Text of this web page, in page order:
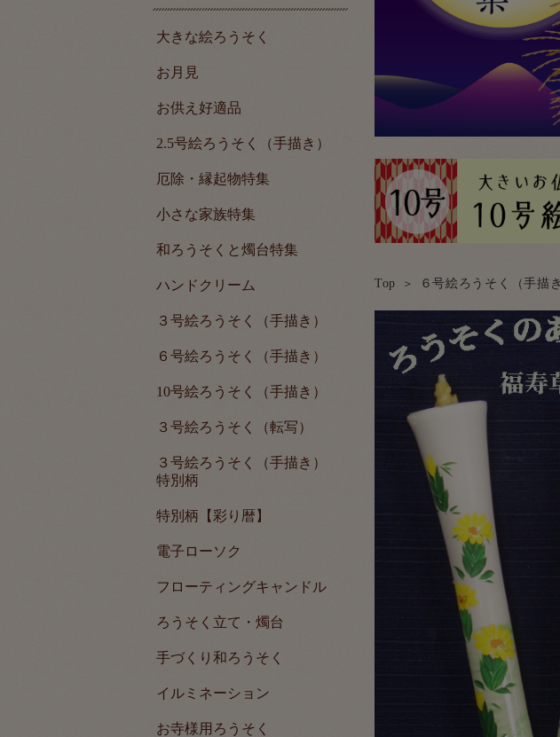
Top ６号絵ろうそく（手描き
大きな絵ろうそく
お月見
お供え好適品
2.5号絵ろうそく（手描き）
厄除・縁起物特集
小さな家族特集
和ろうそくと燭台特集
ハンドクリーム
３号絵ろうそく（手描き）
６号絵ろうそく（手描き）
10号絵ろうそく（手描き）
３号絵ろうそく（転写）
３号絵ろうそく（手描き）
特別柄
特別柄【彩り暦】
電子ローソク
フローティングキャンドル
ろうそく立て・燭台
手づくり和ろうそく
イルミネーション
お寺様用ろうそく